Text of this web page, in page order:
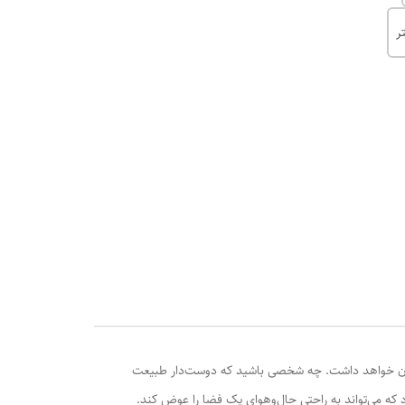
در آن خواهد داشت. چه شخصی باشید که دوست‌دار طبیعت
که می‌تواند به راحتی حال‌و‌هوای یک فضا را عوض کند.